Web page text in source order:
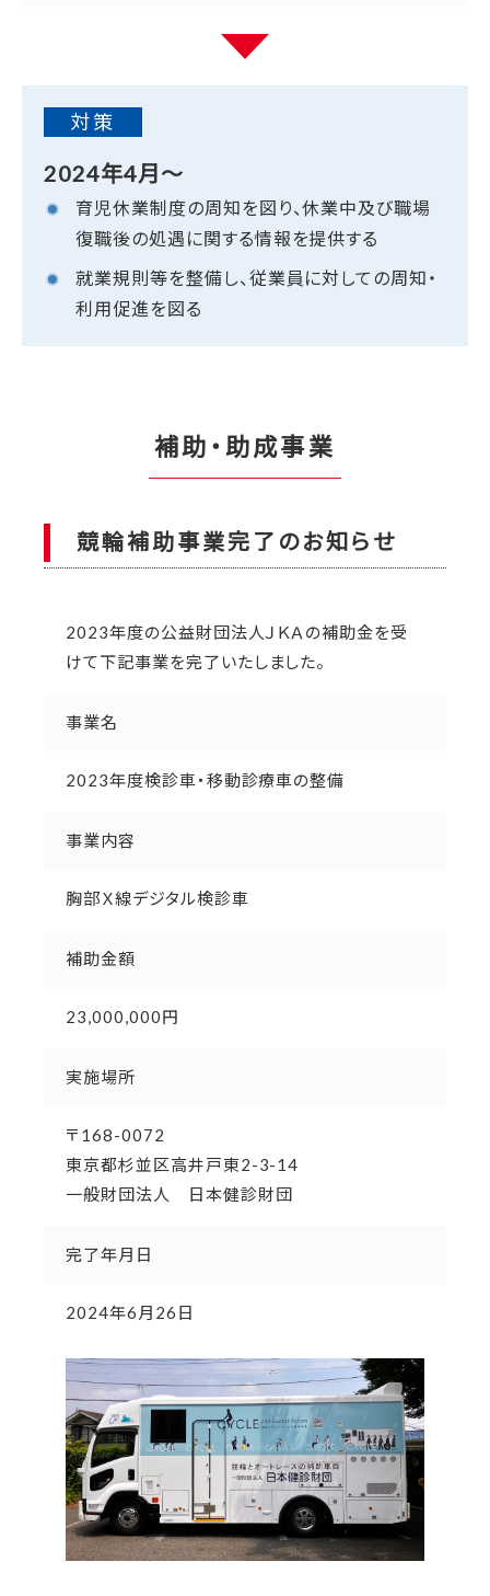
対策
2024年4月～
育児休業制度の周知を図り、休業中及び職場
復職後の処遇に関する情報を提供する
就業規則等を整備し、従業員に対しての周知・
利用促進を図る
補助・助成事業
競輪補助事業完了のお知らせ
2023年度の公益財団法人ＪＫＡの補助金を受
けて下記事業を完了いたしました。
事業名
2023年度検診車・移動診療車の整備
事業内容
胸部Ｘ線デジタル検診車
補助金額
23,000,000円
実施場所
〒168-0072
東京都杉並区高井戸東2-3-14
一般財団法人 日本健診財団
完了年月日
2024年6月26日